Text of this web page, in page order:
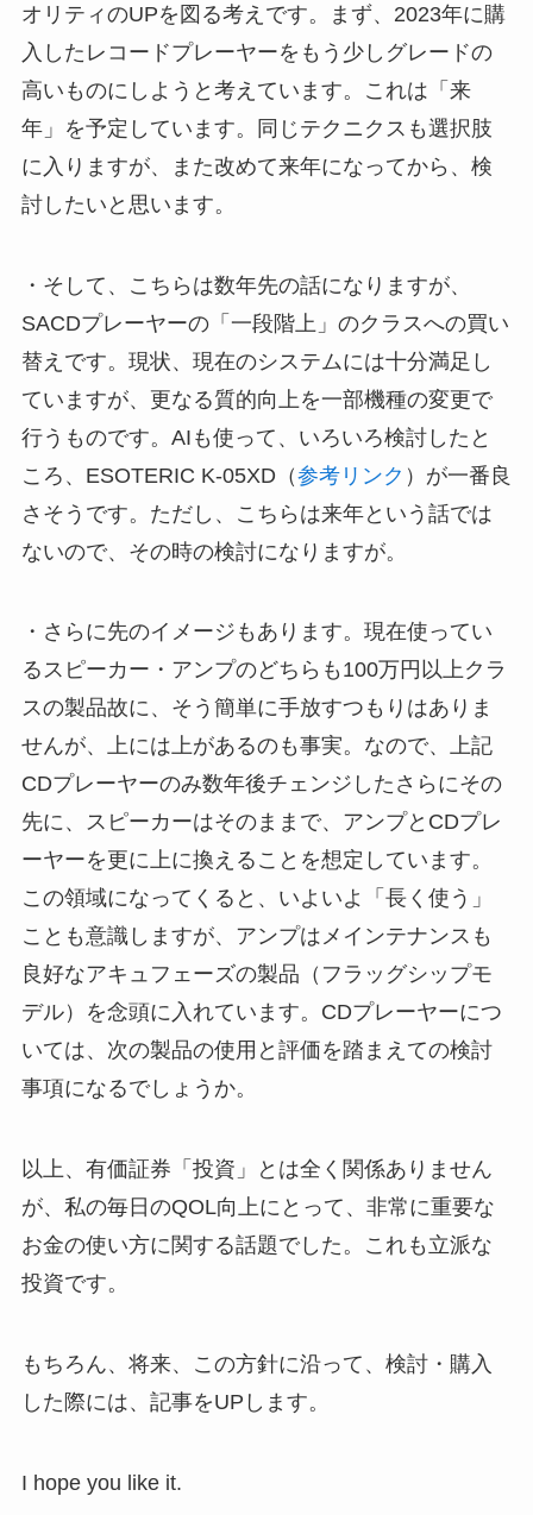
オリティのUPを図る考えです。まず、2023年に購
入したレコードプレーヤーをもう少しグレードの
高いものにしようと考えています。これは「来
年」を予定しています。同じテクニクスも選択肢
に入りますが、また改めて来年になってから、検
討したいと思います。
・そして、こちらは数年先の話になりますが、
SACDプレーヤーの「一段階上」のクラスへの買い
替えです。現状、現在のシステムには十分満足し
ていますが、更なる質的向上を一部機種の変更で
行うものです。AIも使って、いろいろ検討したと
ころ、ESOTERIC K-05XD（参考リンク ）が一番良
さそうです。ただし、こちらは来年という話では
ないので、その時の検討になりますが。
・さらに先のイメージもあります。現在使ってい
るスピーカー・アンプのどちらも100万円以上クラ
スの製品故に、そう簡単に手放すつもりはありま
せんが、上には上があるのも事実。なので、上記
CDプレーヤーのみ数年後チェンジしたさらにその
先に、スピーカーはそのままで、アンプとCDプレ
ーヤーを更に上に換えることを想定しています。
この領域になってくると、いよいよ「長く使う」
ことも意識しますが、アンプはメインテナンスも
良好なアキュフェーズの製品（フラッグシップモ
デル）を念頭に入れています。CDプレーヤーにつ
いては、次の製品の使用と評価を踏まえての検討
事項になるでしょうか。
以上、有価証券「投資」とは全く関係ありません
が、私の毎日のQOL向上にとって、非常に重要な
お金の使い方に関する話題でした。これも立派な
投資です。
もちろん、将来、この方針に沿って、検討・購入
した際には、記事をUPします。
I hope you like it.